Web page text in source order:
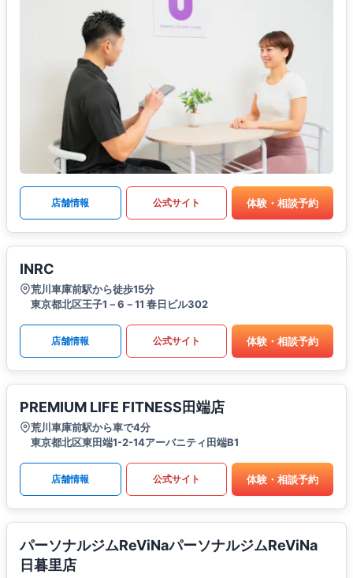
店舗情報 公式サイト 体験・相談予約
INRC
荒川車庫前駅から徒歩15分
東京都北区王子1－6－11 春日ビル302
店舗情報 公式サイト 体験・相談予約
PREMIUM LIFE FITNESS田端店
荒川車庫前駅から車で4分
東京都北区東田端1-2-14アーバニティ田端B1
店舗情報 公式サイト 体験・相談予約
パーソナルジムReViNaパーソナルジムReViNa
日暮里店